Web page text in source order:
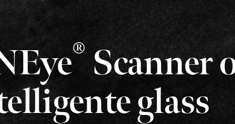
synet